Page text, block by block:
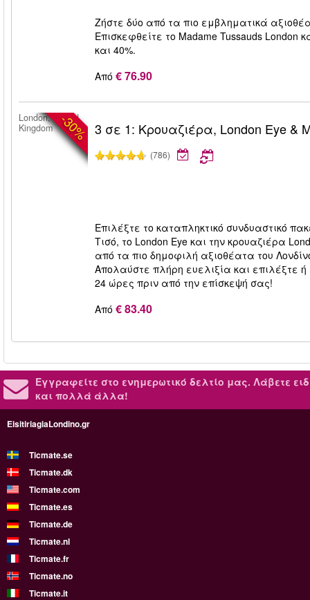
Ζήστε δύο από τα πιο εμβληματικά
Επισκεφθείτε το Madame Tussauds London
και 40%.
Από € 76.90
-30%
London, United
Kingdom
3 σε 1: Κρουαζιέρα, London Eye &
(786)
Επιλέξτε το καταπληκτικό συνδυαστικό
Τισό, το London Eye και την κρουαζιέρα
από τα πιο δημοφιλή αξιοθέατα του
Απολαύστε πλήρη ευελιξία και επιλέξτε
24 ώρες πριν από την επίσκεψή σας!
Από € 83.40
Εγγραφείτε στο ενημερωτικό δελτίο μας. Λάβετε
και πολλά άλλα!
EisitiriagiaLondino.gr
Ticmate.se
Ticmate.dk
Ticmate.com
Ticmate.es
Ticmate.de
Ticmate.nl
Ticmate.fr
Ticmate.no
Ticmate.it